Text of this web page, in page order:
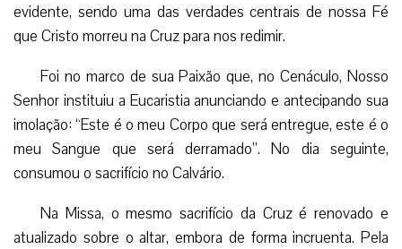
evidente, sendo uma das verdades centrais de nossa Fé
que Cristo morreu na Cruz para nos redimir.
Foi no marco de sua Paixão que, no Cenáculo, Nosso
Senhor instituiu a Eucaristia anunciando e antecipando sua
imolação: “Este é o meu Corpo que será entregue, este é o
meu Sangue que será derramado”. No dia seguinte,
consumou o sacrifício no Calvário.
Na Missa, o mesmo sacrifício da Cruz é renovado e
atualizado sobre o altar, embora de forma incruenta. Pela